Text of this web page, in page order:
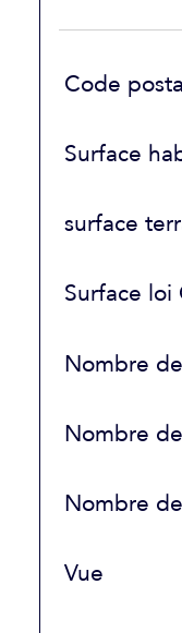
Code
Surface
surface
Surface loi
Nombre
Nombre
Nombre
Vue